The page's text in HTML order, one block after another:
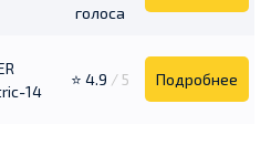
голоса
14
⭐ 4.9 / 5 Подробнее